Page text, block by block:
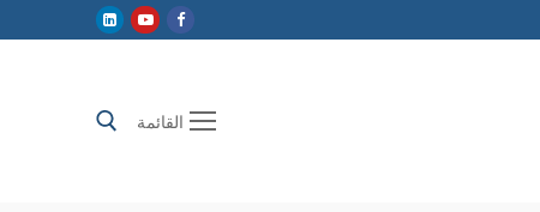
القائمة